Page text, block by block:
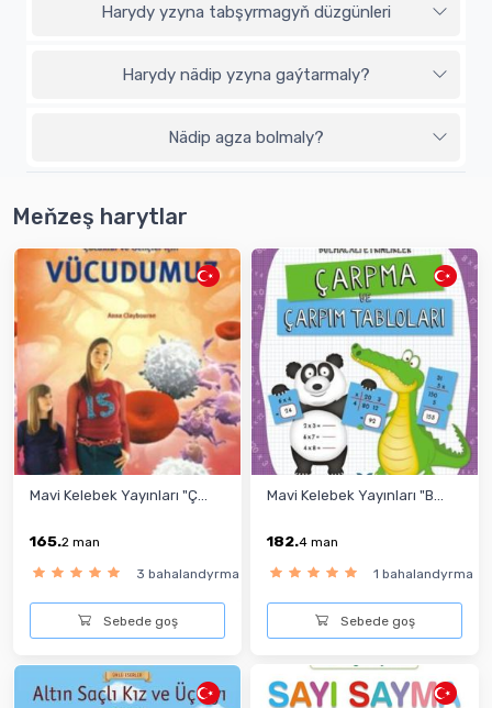
Harydy yzyna tabşyrmagyň düzgünleri
Harydy nädip yzyna gaýtarmaly?
Nädip agza bolmaly?
Meňzeş harytlar
Mavi Kelebek Yayınları "Ç...
165.2 man
3 bahalandyrma
Sebede goş
Mavi Kelebek Yayınları "B...
182.4 man
1 bahalandyrma
Sebede goş